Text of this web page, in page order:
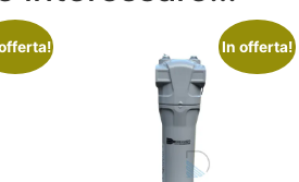
In offerta!